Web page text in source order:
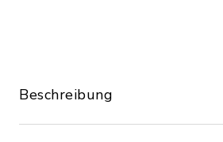
Beschreibung